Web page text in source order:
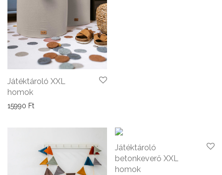
Játéktároló XXL
homok
15990 Ft
Játéktároló
betonkeverő XXL
homok